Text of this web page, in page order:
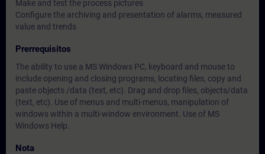
Make and test the process pictures
Configure the archiving and presentation of alarms, measured
value and trends
Prerrequisitos
The ability to use a MS Windows PC, keyboard and mouse to
include opening and closing programs, locating files, copy and
paste objects /data (text, etc). Drag and drop files, objects/data
(text, etc). Use of menus and multi-menus, manipulation of
windows within a multi-window environment. Use of MS
Windows Help.
Nota